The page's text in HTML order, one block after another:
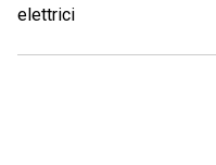
elettrici